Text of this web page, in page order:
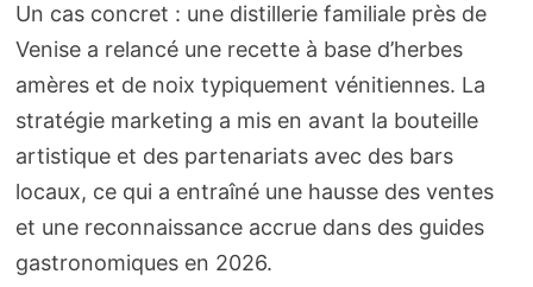
Un cas concret : une distillerie familiale près de
Venise a relancé une recette à base d’herbes
amères et de noix typiquement vénitiennes. La
stratégie marketing a mis en avant la bouteille
artistique et des partenariats avec des bars
locaux, ce qui a entraîné une hausse des ventes
et une reconnaissance accrue dans des guides
gastronomiques en 2026.